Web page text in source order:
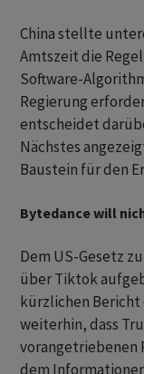
China stellte
Amtszeit die
Software-
Regierung
entscheidet
Nächstes
Baustein für den
Bytedance will
Dem US-Gesetz
über Tiktok
kürzlichen Bericht
weiterhin, dass
vorangetriebenen
dem